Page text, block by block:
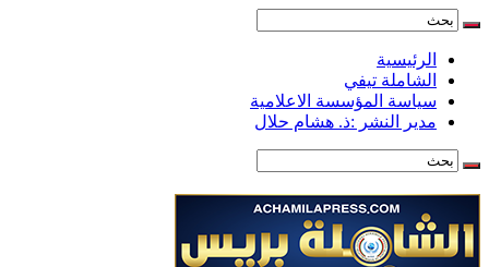
الرئيسية
الشاملة تيفي
سياسة المؤسسة الاعلامية
مدير النشر :ذ. هشام حلال